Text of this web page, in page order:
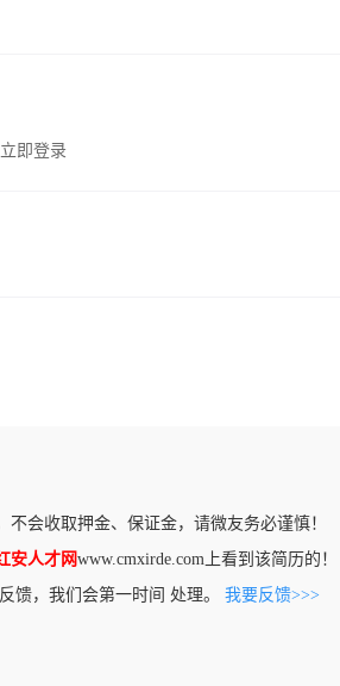
立即登录
不会收取押金、保证金，请微友务必谨慎！
安人才网www.cmxirde.com上看到该简历的！
馈，我们会第一时间 处理。 我要反馈>>>